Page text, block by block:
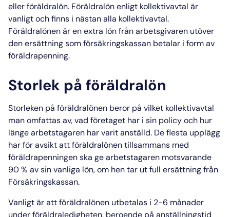
ellerföräldralön. Föräldralön enligt kollektivavtal är
vanligt och finns i nästan alla kollektivavtal.
Föräldralönenär en extra lön frånarbetsgivaren utöver
den ersättning som försäkringskassan betalar i form av
föräldrapenning.
Storlek på föräldralön
Storleken på föräldralönen beror på vilket kollektivavtal
man omfattas av, vad företaget har i sin policy och hur
länge arbetstagaren har varit anställd. De flesta upplägg
har för avsikt attföräldralönentillsammans med
föräldrapenningen ska ge arbetstagaren motsvarande
90 % av sin vanliga lön, om hen tar ut full ersättning från
Försäkringskassan.
Vanligt är attföräldralönen utbetalas i 2-6 månader